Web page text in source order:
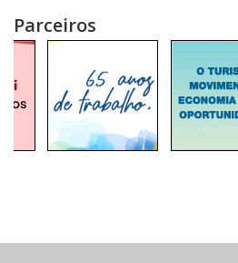
Parceiros